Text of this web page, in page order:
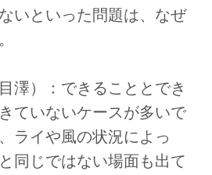
いといった問題は、なぜ
澤）：できることとでき
ていないケースが多いで
ライや風の状況によっ
同じではない場面も出て